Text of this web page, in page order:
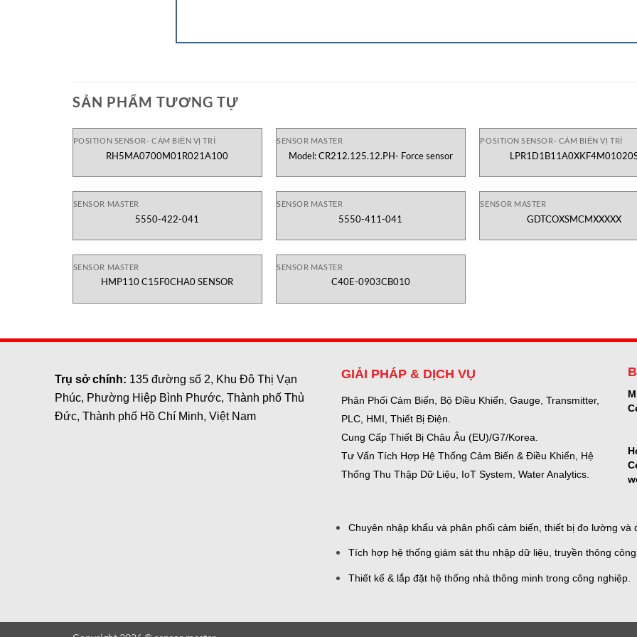
SẢN PHẨM TƯƠNG TỰ
POSITION SENSOR- CẢM BIẾN VỊ TRÍ
RH5MA0700M01R021A100
SENSOR MASTER
Model: CR212.125.12.PH- Force sensor
POSITION SENSOR- CẢM BIẾN VỊ TRÍ
SENSOR MASTER
5550-422-041
SENSOR MASTER
5550-411-041
SENSOR MASTER
GDTCOXSMCMXXXXX
SENSOR MASTER
HMP110 C15F0CHA0 SENSOR
SENSOR MASTER
C40E-0903CB010
Trụ sở chính: 135 đường số 2, Khu Đô Thị Vạn
Phúc, Phường Hiệp Bình Phước, Thành phố Thủ
Đức, Thành phố Hồ Chí Minh, Việt Nam
GIẢI PHÁP & DỊCH VỤ
Phân Phối Cảm Biến, Bộ Điều Khiển, Gauge, Transmitter,
PLC, HMI, Thiết Bị Điện.
Cung Cấp Thiết Bị Châu Âu (EU)/G7/Korea.
Tư Vấn Tích Hợp Hệ Thống Cảm Biến & Điều Khiển, Hệ
Thống Thu Thập Dữ Liệu, IoT System, Water Analytics.
Chuyên nhập khẩu và phân phối cảm biến, thiết bị đo lường và
Tích hợp hệ thống giám sát thu nhập dữ liệu, truyền thông
Thiết kế & lắp đặt hệ thống nhà thông minh trong công nghiệp.